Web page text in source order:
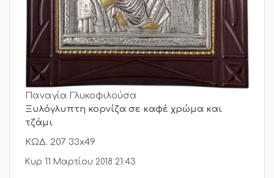
Παναγία Γλυκοφιλούσα
Ξυλόγλυπτη κορνίζα σε καφέ χρώμα και
τζάμι
ΚΩΔ. 207 33x49
Κυρ 11 Μαρτίου 2018 21:43